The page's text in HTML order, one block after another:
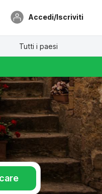
Accedi/Iscriviti
Tutti i paesi